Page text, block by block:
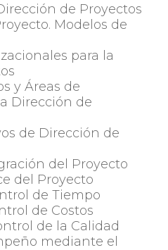
de Proyectos
Modelos de
para la
y Áreas de
Dirección de
de Dirección de
del Proyecto
del Proyecto
de Tiempo
de Costos
de la Calidad
mediante el